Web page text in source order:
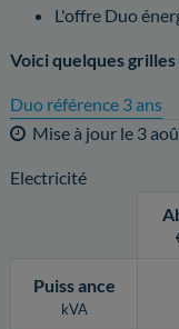
L'offre Duo
Voici quelques
Duo référence 3 ans
Mise à jour le 3
Electricité
Puissance
kVA